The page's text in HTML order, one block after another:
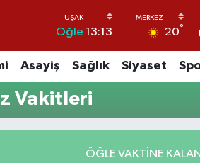
Öğle 13:13 20°
Asayiş Sağlık Siyaset
Vakitleri
ÖĞLE VAKTINE